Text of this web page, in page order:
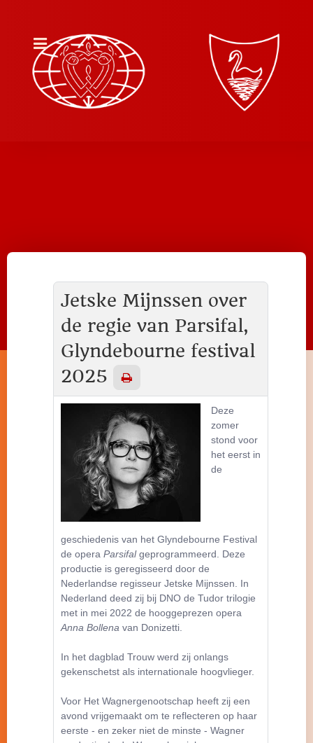
Jetske Mijnssen over
de regie van Parsifal,
Glyndebourne festival
2025
Deze
zomer
stond voor
het eerst in
de
geschiedenis van het Glyndebourne Festival
de opera Parsifalgeprogrammeerd. Deze
productie is geregisseerd door de
Nederlandse regisseur Jetske Mijnssen. In
Nederland deed zij bij DNO de Tudor trilogie
met in mei 2022 de hooggeprezen opera
Anna Bollena van Donizetti.
In het dagblad Trouw werd zij onlangs
gekenschetst als internationale hoogvlieger.
Voor Het Wagnergenootschap heeft zij een
avond vrijgemaakt om te reflecteren op haar
eerste - en zeker niet de minste - Wagner